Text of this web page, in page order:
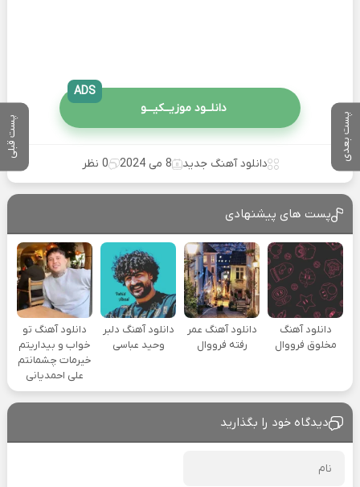
پست بعدی پست قبلی
دانلــود موزیــکیـــو
ADS
دانلود آهنگ جدید 8 می 2024 0 نظر
پست های پیشنهادی
دانلود آهنگ
مخلوق فرووال
دانلود آهنگ عمر
رفته فرووال
دانلود آهنگ دلبر
وحید عباسی
دانلود آهنگ تو
خواب و بیداریتم
خیرمات چشمانتم
علی احمدیانی
دیدگاه خود را بگذارید